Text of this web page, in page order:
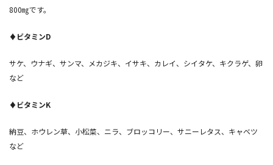
800㎎です。
♦ビタミンD
サケ、ウナギ、サンマ、メカジキ、イサキ、カレイ、シイタケ、キクラゲ、卵
など
♦ビタミンK
納豆、ホウレン草、小松菜、ニラ、ブロッコリー、サニーレタス、キャベツ
など